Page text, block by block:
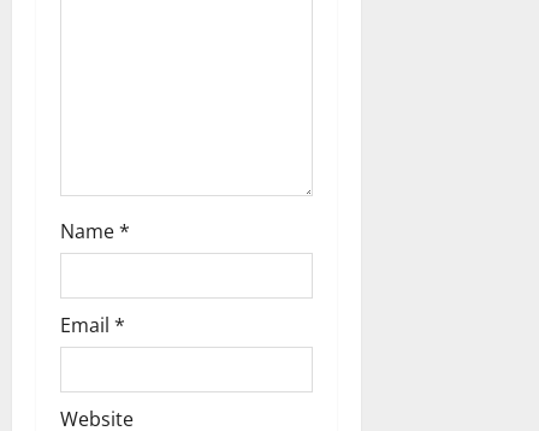
Name*
Email *
Website